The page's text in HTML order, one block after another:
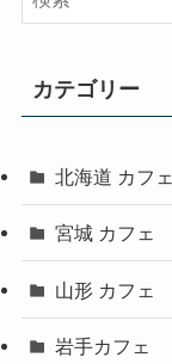
カテゴリー
北海道 カフェ
宮城 カフェ
山形 カフェ
岩手カフェ